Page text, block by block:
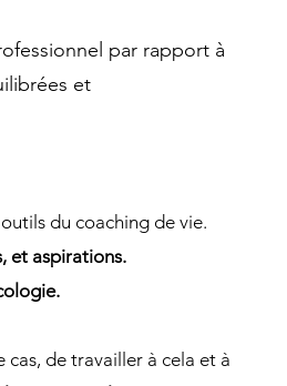
par rapport à
et
du coaching de vie.
et aspirations.
.
de travailler à cela et à